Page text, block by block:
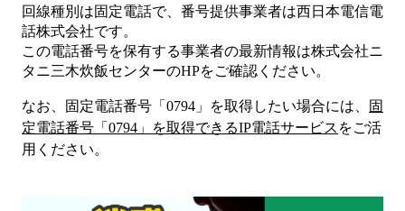
回線種別は固定電話で、番号提供事業者は西日本電信電
話株式会社です。
この電話番号を保有する事業者の最新情報は株式会社ニ
タニ三木炊飯センターのHPをご確認ください。
なお、固定電話番号「 0794 」を取得したい場合には、
固
定電話番号「 0794 」を取得できるIP電話サービス をご活
用ください。